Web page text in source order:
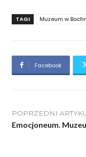
TAGI Muzeum w
Facebook
POPRZEDNI
Emocjoneum.